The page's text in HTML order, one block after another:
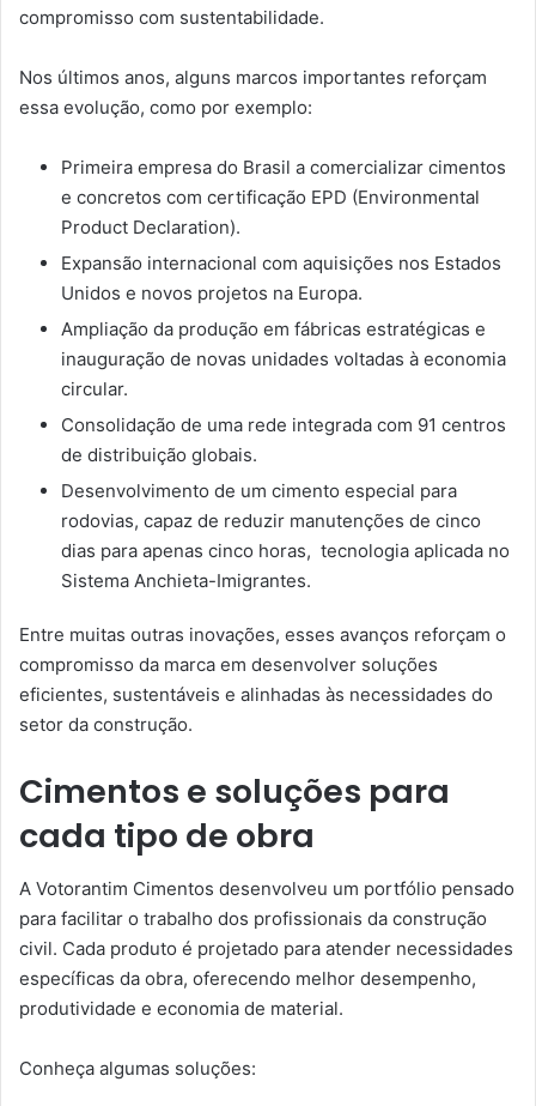
compromisso com sustentabilidade.
Nos últimos anos, alguns marcos importantes reforçam
essa evolução, como por exemplo:
Primeira empresa do Brasil a comercializar cimentos
e concretos com certificação EPD (Environmental
Product Declaration).
Expansão internacional com aquisições nos Estados
Unidos e novos projetos na Europa.
Ampliação da produção em fábricas estratégicas e
inauguração de novas unidades voltadas à economia
circular.
Consolidação de uma rede integrada com 91 centros
de distribuição globais.
Desenvolvimento de um cimento especial para
rodovias, capaz de reduzir manutenções de cinco
dias para apenas cinco horas, tecnologia aplicada no
Sistema Anchieta-Imigrantes.
Entre muitas outras inovações, esses avanços reforçam o
compromisso da marca em desenvolver soluções
eficientes, sustentáveis e alinhadas às necessidades do
setor da construção.
Cimentos e soluções para
cada tipo de obra
A Votorantim Cimentos desenvolveu um portfólio pensado
para facilitar o trabalho dos profissionais da construção
civil. Cada produto é projetado para atender necessidades
específicas da obra, oferecendo melhor desempenho,
produtividade e economia de material.
Conheça algumas soluções: